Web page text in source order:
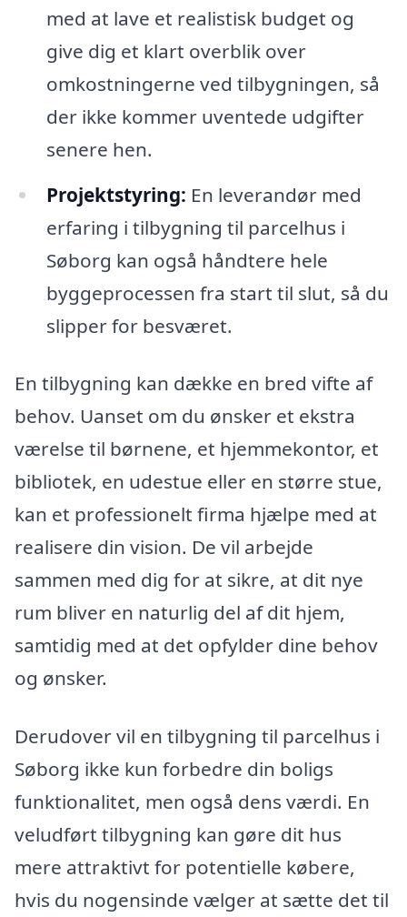
med at lave et realistisk budget og
give dig et klart overblik over
omkostningerne ved tilbygningen, så
der ikke kommer uventede udgifter
senere hen.
Projektstyring: En leverandør med
erfaring i tilbygning til parcelhus i
Søborg kan også håndtere hele
byggeprocessen fra start til slut, så du
slipper for besværet.
En tilbygning kan dække en bred vifte af
behov. Uanset om du ønsker et ekstra
værelse til børnene, et hjemmekontor, et
bibliotek, en udestue eller en større stue,
kan et professionelt firma hjælpe med at
realisere din vision. De vil arbejde
sammen med dig for at sikre, at dit nye
rum bliver en naturlig del af dit hjem,
samtidig med at det opfylder dine behov
og ønsker.
Derudover vil en tilbygning til parcelhus i
Søborg ikke kun forbedre din boligs
funktionalitet, men også dens værdi. En
veludført tilbygning kan gøre dit hus
mere attraktivt for potentielle købere,
hvis du nogensinde vælger at sætte det til